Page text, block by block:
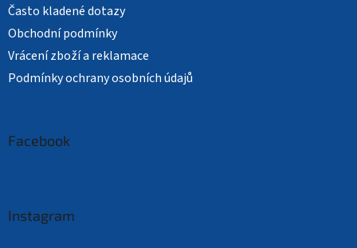
Často kladené dotazy
Obchodní podmínky
Vrácení zboží a reklamace
Podmínky ochrany osobních údajů
Facebook
Instagram